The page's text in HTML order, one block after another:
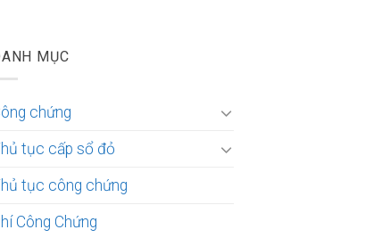
MỤC
chứng
tục cấp sổ đỏ
tục công chứng
Công Chứng